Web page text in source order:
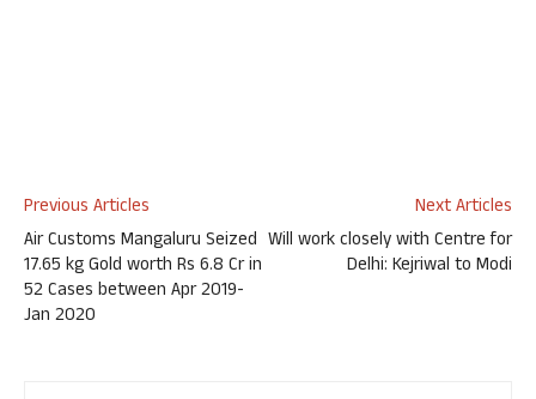
Previous Articles
Air Customs Mangaluru Seized
17.65 kg Gold worth Rs 6.8 Cr in
52 Cases between Apr 2019-
Jan 2020
Next Articles
Will work closely with Centre for
Delhi: Kejriwal to Modi